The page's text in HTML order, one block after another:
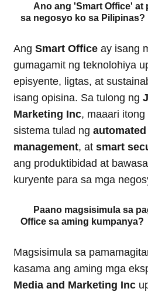
Ano ang 'Smart Office'
sa negosyo ko sa Pilipinas?
Ang Smart Office ay isang
gumagamit ng teknolohiya
episyente, ligtas, at
isang opisina. Sa tulong ng
Marketing Inc, maaari
sistema tulad ng
management, at smart
ang produktibidad at
kuryente para sa mga
Paano magsisimula sa
Office sa aming kumpanya?
Magsisimula sa
kasama ang aming mga
Media and Marketing Inc